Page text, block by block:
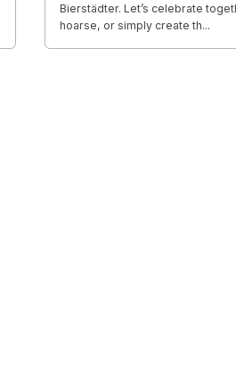
Bierstädter. Let’s celebrate
hoarse, or simply create th...